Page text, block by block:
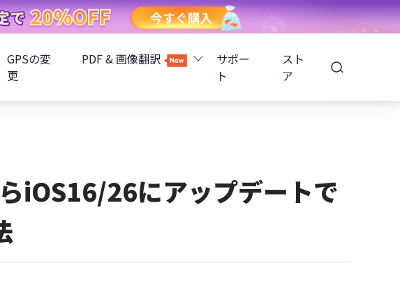
ータ転送
スワード管理
画面ロック解除
GPSの変
更
PDF & 画像翻訳
PDNobオンライン
サポー
ト
スト
ア
iOS16/26にアップデートで